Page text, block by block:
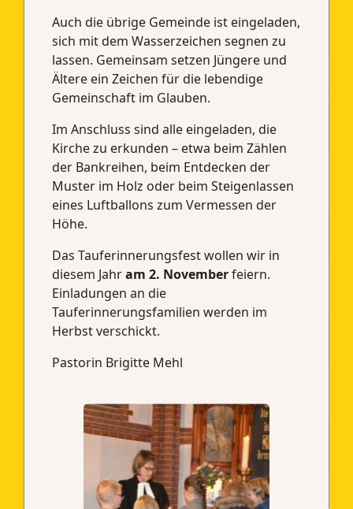
Auch die übrige Gemeinde ist eingeladen,
sich mit dem Wasserzeichen segnen zu
lassen. Gemeinsam setzen Jüngere und
Ältere ein Zeichen für die lebendige
Gemeinschaft im Glauben.
Im Anschluss sind alle eingeladen, die
Kirche zu erkunden – etwa beim Zählen
der Bankreihen, beim Entdecken der
Muster im Holz oder beim Steigenlassen
eines Luftballons zum Vermessen der
Höhe.
Das Tauferinnerungsfest wollen wir in
diesem Jahram 2. Novemberfeiern.
Einladungen an die
Tauferinnerungsfamilien werden im
Herbst verschickt.
Pastorin Brigitte Mehl